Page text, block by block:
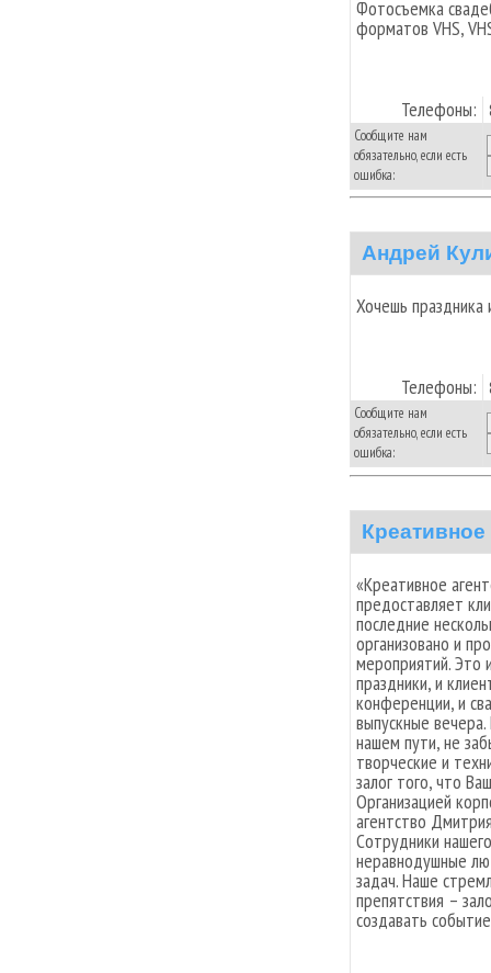
Фотосъемка
форматов VHS,
Телефоны:
Сообщите нам
обязательно, если есть
ошибка:
Андрей
Хочешь
Телефоны:
Сообщите нам
обязательно, если есть
ошибка:
«Креативное
предоставляет
последние
организовано и
мероприятий. Это
праздники, и
конференции, и
выпускные
нашем пути, не
творческие и
залог того, что
Организацией
агентство
Сотрудники
неравнодушные
задач. Наше
препятствия –
создавать